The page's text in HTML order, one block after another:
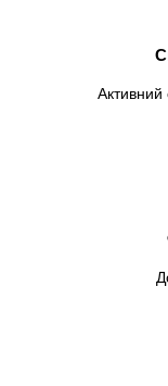
Активний